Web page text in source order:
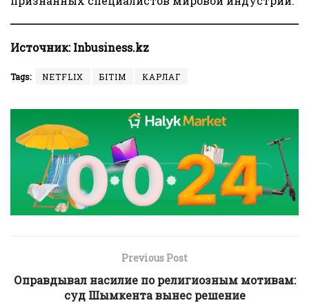
Источник:Inbusiness.kz
Tags: NETFLIX БІТІМ КАРЛАГ
Previous Post
Оправдывал насилие по религиозным мотивам:
суд Шымкента вынес решение